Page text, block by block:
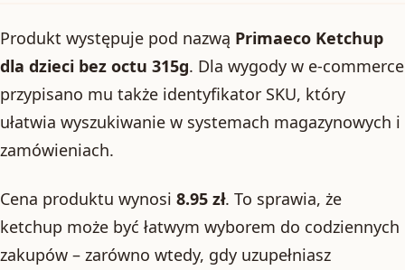
Produkt występuje pod nazwą Primaeco Ketchup
dla dzieci bez octu 315g. Dla wygody w e-commerce
przypisano mu także identyfikator SKU, który
ułatwia wyszukiwanie w systemach magazynowych i
zamówieniach.
Cena produktu wynosi 8.95 zł. To sprawia, że
ketchup może być łatwym wyborem do codziennych
zakupów – zarówno wtedy, gdy uzupełniasz